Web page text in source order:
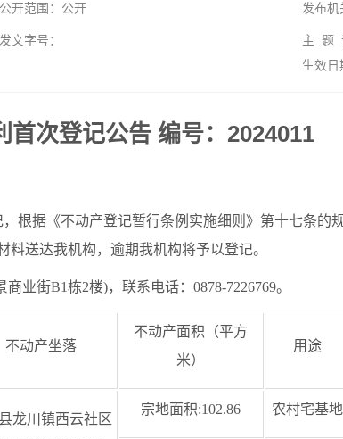
公开范围：公开
发布机
发文字号： 主 题
生效日
首次登记公告 编号：2024011
根据《不动产登记暂行条例实施细则》第十七条的
料送达我机构，逾期我机构将予以登记。
业街B1栋2楼)，联系电话：0878-7226769。
不动产坐落
不动产面积（平方
米）
用途
龙川镇西云社区
宗地面积:102.86
农村宅基地